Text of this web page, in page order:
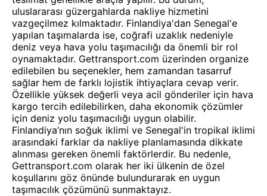
uluslararası güzergahlarda nakliye hizmetini
vazgeçilmez kılmaktadır. Finlandiya'dan Senegal'e
yapılan taşımalarda ise, coğrafi uzaklık nedeniyle
deniz veya hava yolu taşımacılığı da önemli bir rol
oynamaktadır. Gettransport.com üzerinden organize
edilebilen bu seçenekler, hem zamandan tasarruf
sağlar hem de farklı lojistik ihtiyaçlara cevap verir.
Özellikle yüksek değerli veya acil gönderiler için hava
kargo tercih edilebilirken, daha ekonomik çözümler
için deniz yolu taşımacılığı uygun olabilir.
Finlandiya’nın soğuk iklimi ve Senegal'in tropikal iklimi
arasındaki farklar da nakliye planlamasında dikkate
alınması gereken önemli faktörlerdir. Bu nedenle,
Gettransport.com olarak her iki ülkenin de özel
koşullarını göz önünde bulundurarak en uygun
taşımacılık çözümünü sunmaktayız.